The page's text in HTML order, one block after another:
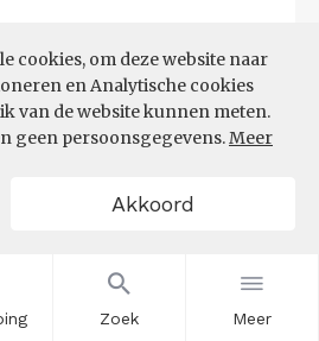
Zoek Meer
cookies, om deze website naar
en Analytische cookies
van de website kunnen meten.
geen persoonsgegevens.Meer
Akkoord